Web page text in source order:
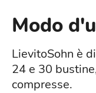
Modo
LievitoSohn è
24 e 30
compresse.